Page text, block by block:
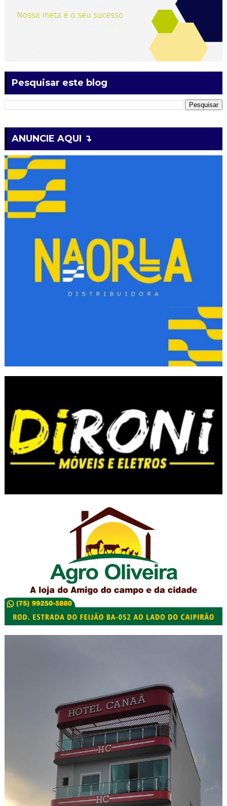
Pesquisar este blog
ANUNCIE AQUI ↴